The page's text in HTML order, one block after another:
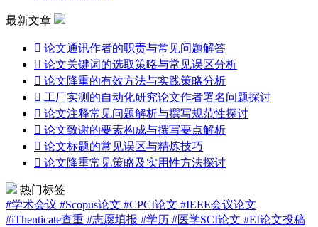
最新文章
 论文通讯作者的职责与常见问题解答
 论文关键词的选取策略与常见误区分析
 论文降重的有效方法与实践策略分析
 工厂实测的自动化研究论文作者署名问题探讨
 论文注释常见问题解析与撰写规范性探讨
 论文致谢的要素构成与撰写要点解析
 论文标题的常见误区与精炼技巧
 论文降重常见策略及实用性方法探讨
热门标签
#学术会议 #Scopus论文 #CPCI论文 #IEEE会议论文
#iThenticate查重 #志愿填报 #学历 #医学SCI论文 #EI论文投稿